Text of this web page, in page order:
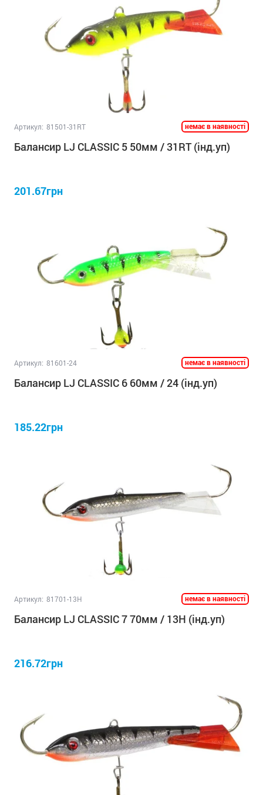
Артикул: 81501-31RT немає в наявності
Балансир LJ CLASSIC 5 50мм / 31RT (інд.уп)
201.67грн
Артикул: 81601-24 немає в наявності
Балансир LJ CLASSIC 6 60мм / 24 (інд.уп)
185.22грн
Артикул: 81701-13H немає в наявності
Балансир LJ CLASSIC 7 70мм / 13H (інд.уп)
216.72грн